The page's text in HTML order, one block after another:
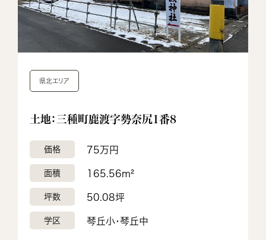
土地：三種町鹿渡字勢奈尻1番8
県北エリア
価格 75万円
面積 165.56m²
坪数 50.08坪
学区 琴丘小・琴丘中